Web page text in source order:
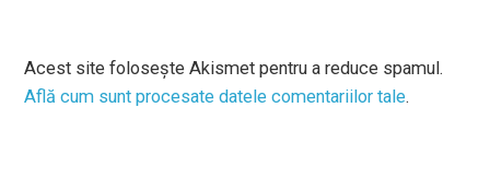
Acest site folosește Akismet pentru a reduce spamul.
Află cum sunt procesate datele comentariilor tale.